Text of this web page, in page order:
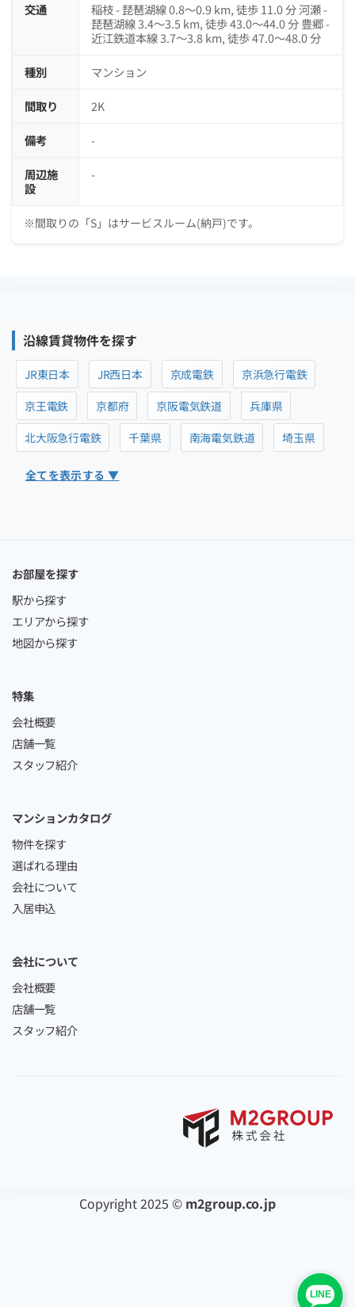
交通
稲枝 - 琵琶湖線 0.8～0.9 km, 徒歩 11.0 分 河瀬 -
琵琶湖線 3.4～3.5 km, 徒歩 43.0～44.0 分 豊郷 -
近江鉄道本線 3.7～3.8 km, 徒歩 47.0～48.0 分
種別 マンション
間取り 2K
備考 -
周辺施
設
-
※間取りの「S」はサービスルーム(納戸)です。
沿線賃貸物件を探す
JR東日本 JR西日本 京成電鉄
京浜急行電鉄
京王電鉄
京都府 京阪電気鉄道
兵庫県
北大阪急行電鉄
千葉県 南海電気鉄道 埼玉県
全てを表示する ▼
お部屋を探す
駅から探す
エリアから探す
地図から探す
特集
会社概要
店舗一覧
スタッフ紹介
マンションカタログ
物件を探す
選ばれる理由
会社について
入居申込
会社について
会社概要
店舗一覧
スタッフ紹介
Copyright 2025 © m2group.co.jp
LINE